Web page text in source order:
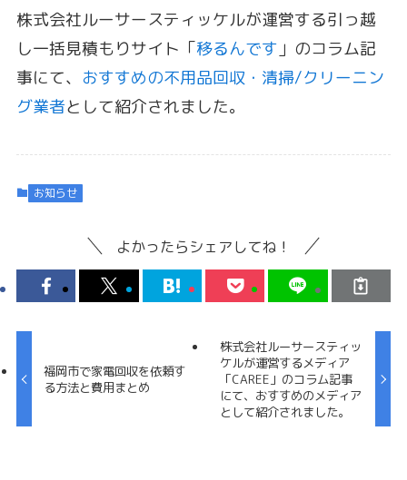
株式会社ルーサースティッケルが運営する引っ越
し一括見積もりサイト「移るんです」のコラム記
事にて、 おすすめの不用品回収・清掃/クリーニン
グ業者として紹介されました。
お知らせ
よかったらシェアしてね！
福岡市で家電回収を依頼す
る方法と費用まとめ
株式会社ルーサースティッ
ケルが運営するメディア
「CAREE」のコラム記事
にて、おすすめのメディア
として紹介されました。